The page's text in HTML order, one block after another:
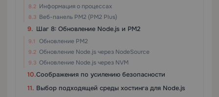
Информация о процессах
Веб-панель PM2 (PM2 Plus)
Шаг 8: Обновление Node.js и PM2
Обновление PM2
Обновление Node.js через NodeSource
Обновление Node.js через NVM
Соображения по усилению безопасности
Выбор подходящей среды хостинга для Node.js